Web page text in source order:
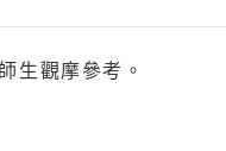
生觀摩參考。